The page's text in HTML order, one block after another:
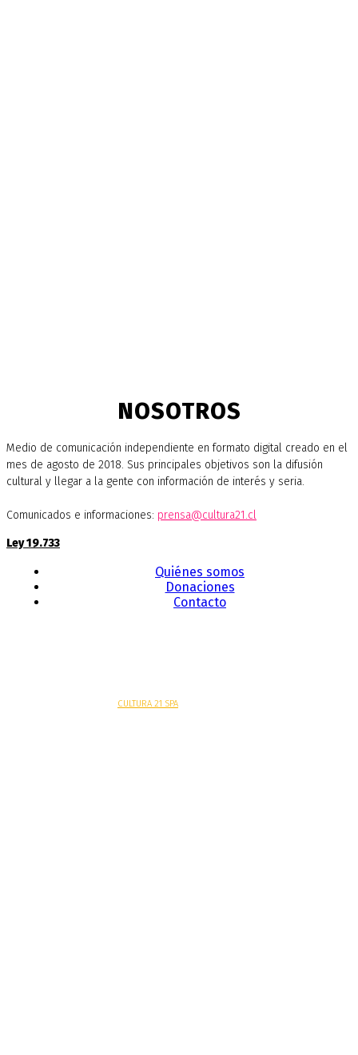
NOSOTROS
Medio de comunicación independiente en formato digital creado en el
mes de agosto de 2018. Sus principales objetivos son la difusión
cultural y llegar a la gente con información de interés y seria.
Comunicados e informaciones: prensa@cultura21.cl
Ley 19.733
Quiénes somos
Donaciones
Contacto
CULTURA 21 SPA